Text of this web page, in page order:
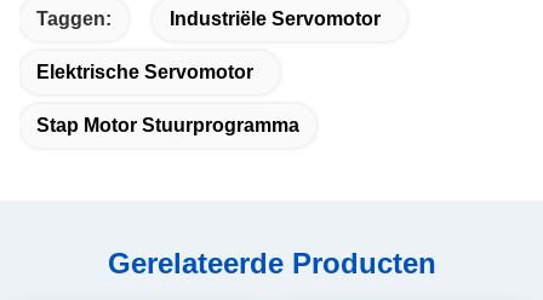
Taggen: Industriële Servomotor
Elektrische Servomotor
Stap Motor Stuurprogramma
Gerelateerde Producten